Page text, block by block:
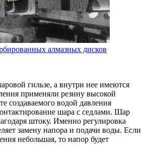
алмазных дисков
гильзе, а внутри нее имеются
применяли резину высокой
создаваемого водой давления
шара с седлами. Шар
штоку. Именно регулировка
замену напора и подачи воды. Если
небольшая, то напор будет